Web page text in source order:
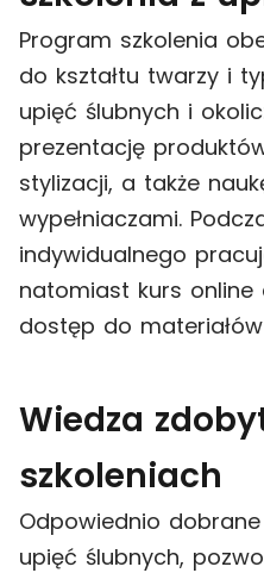
Program szkolenia
do kształtu twarzy i
upięć ślubnych i
prezentację
stylizacji, a także
wypełniaczami.
indywidualnego
natomiast kurs online
dostęp do
Wiedza
szkoleniach
Odpowiednio
upięć ślubnych,